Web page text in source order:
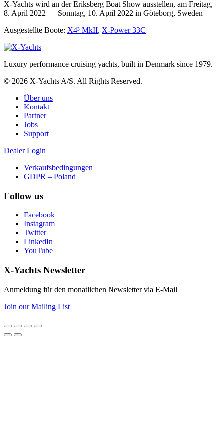
X-Yachts wird an der Eriksberg Boat Show ausstellen, am Freitag,
8. April 2022 — Sonntag, 10. April 2022 in Göteborg, Sweden
Ausgestellte Boote: X4³ MkII, X-Power 33C
Luxury performance cruising yachts, built in Denmark since 1979.
© 2026 X-Yachts A/S. All Rights Reserved.
Über uns
Kontakt
Partner
Jobs
Support
Dealer Login
Verkaufsbedingungen
GDPR – Poland
Follow us
Facebook
Instagram
Twitter
LinkedIn
YouTube
X-Yachts Newsletter
Anmeldung für den monatlichen Newsletter via E-Mail
Join our Mailing List